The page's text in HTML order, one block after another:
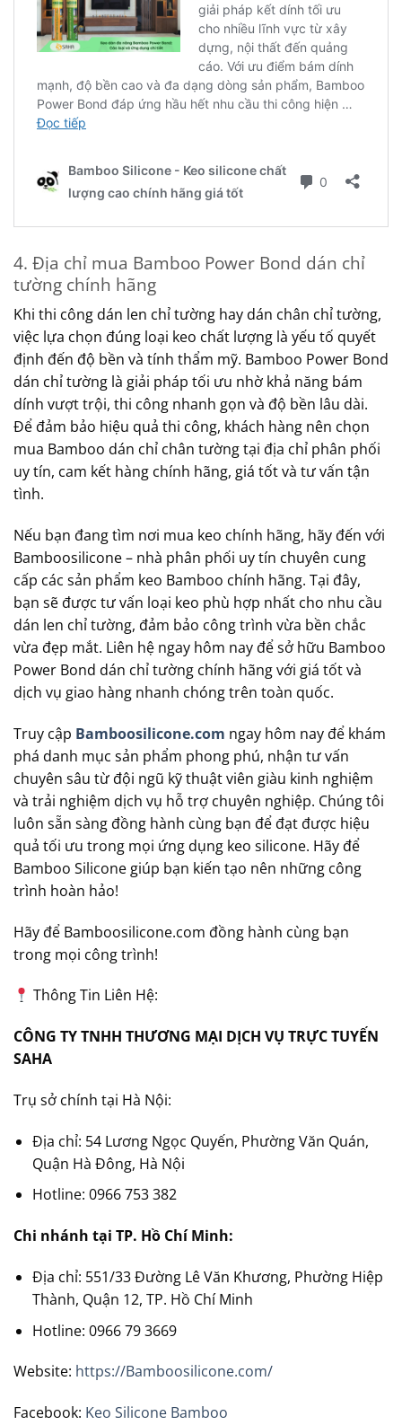
4. Địa chỉ mua Bamboo Power Bond dán chỉ
tường chính hãng
Khi thi công dán len chỉ tường hay dán chân chỉ tường,
việc lựa chọn đúng loại keo chất lượng là yếu tố quyết
định đến độ bền và tính thẩm mỹ. Bamboo Power Bond
dán chỉ tường là giải pháp tối ưu nhờ khả năng bám
dính vượt trội, thi công nhanh gọn và độ bền lâu dài.
Để đảm bảo hiệu quả thi công, khách hàng nên chọn
mua Bamboo dán chỉ chân tường tại địa chỉ phân phối
uy tín, cam kết hàng chính hãng, giá tốt và tư vấn tận
tình.
Nếu bạn đang tìm nơi mua keo chính hãng, hãy đến với
Bamboosilicone – nhà phân phối uy tín chuyên cung
cấp các sản phẩm keo Bamboo chính hãng. Tại đây,
bạn sẽ được tư vấn loại keo phù hợp nhất cho nhu cầu
dán len chỉ tường, đảm bảo công trình vừa bền chắc
vừa đẹp mắt. Liên hệ ngay hôm nay để sở hữu Bamboo
Power Bond dán chỉ tường chính hãng với giá tốt và
dịch vụ giao hàng nhanh chóng trên toàn quốc.
Truy cập Bamboosilicone.com ngay hôm nay để khám
phá danh mục sản phẩm phong phú, nhận tư vấn
chuyên sâu từ đội ngũ kỹ thuật viên giàu kinh nghiệm
và trải nghiệm dịch vụ hỗ trợ chuyên nghiệp. Chúng tôi
luôn sẵn sàng đồng hành cùng bạn để đạt được hiệu
quả tối ưu trong mọi ứng dụng keo silicone. Hãy để
Bamboo Silicone giúp bạn kiến tạo nên những công
trình hoàn hảo!
Hãy để Bamboosilicone.com đồng hành cùng bạn
trong mọi công trình!
Thông Tin Liên Hệ:
CÔNG TY TNHH THƯƠNG MẠI DỊCH VỤ TRỰC TUYẾN
SAHA
Trụ sở chính tại Hà Nội:
Địa chỉ: 54 Lương Ngọc Quyến, Phường Văn Quán,
Quận Hà Đông, Hà Nội
Hotline: 0966 753 382
Chi nhánh tại TP. Hồ Chí Minh:
Địa chỉ: 551/33 Đường Lê Văn Khương, Phường Hiệp
Thành, Quận 12, TP. Hồ Chí Minh
Hotline: 0966 79 3669
Website: https://Bamboosilicone.com/
Facebook: Keo Silicone Bamboo